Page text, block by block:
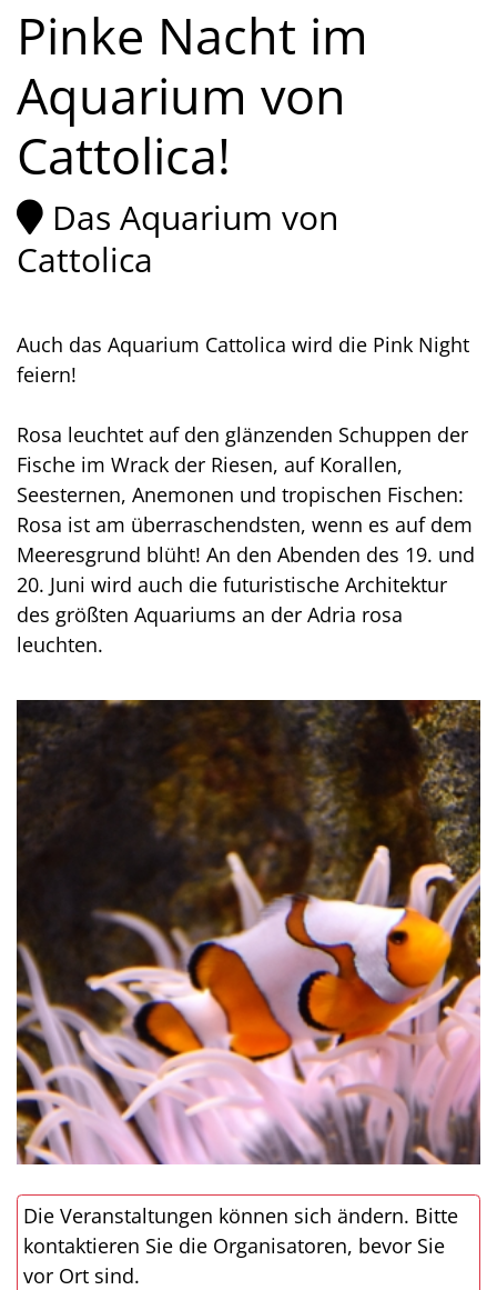
Pinke Nacht im
Aquarium von
Cattolica!
Das Aquarium von
Cattolica
Auch das Aquarium Cattolica wird die Pink Night
feiern!
Rosa leuchtet auf den glänzenden Schuppen der
Fische im Wrack der Riesen, auf Korallen,
Seesternen, Anemonen und tropischen Fischen:
Rosa ist am überraschendsten, wenn es auf dem
Meeresgrund blüht! An den Abenden des 19. und
20. Juni wird auch die futuristische Architektur
des größten Aquariums an der Adria rosa
leuchten.
Die Veranstaltungen können sich ändern. Bitte
kontaktieren Sie die Organisatoren, bevor Sie
vor Ort sind.